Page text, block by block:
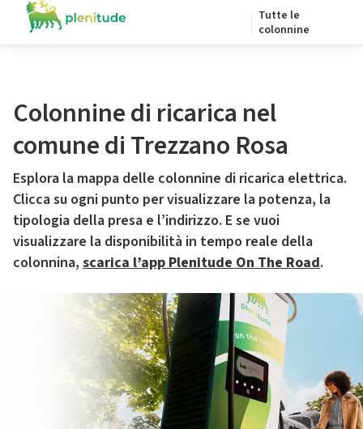
Tutte le
colonnine
Colonnine di ricarica nel
comune di Trezzano Rosa
Esplora la mappa delle colonnine di ricarica elettrica.
Clicca su ogni punto per visualizzare la potenza, la
tipologia della presa e l’indirizzo. E se vuoi
visualizzare la disponibilità in tempo reale della
colonnina, scarica l’app Plenitude On The Road.